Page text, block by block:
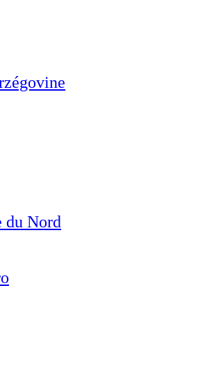
du Nord